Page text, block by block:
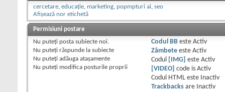
cercetare, educație, marketing, popmpturi ai, seo
Afișează nor etichetă
Permisiuni postare
Nu puteţi posta subiecte noi.
Nu puteţi răspunde la subiecte
Nu puteţi adăuga ataşamente
Nu puteţi modifica posturile proprii
Codul BBeste Activ
Zâmbeteeste Activ
Codul
[IMG] este Activ
[VIDEO]
code is Activ
Codul HTML este
Inactiv
Trackbacksare
Inactiv